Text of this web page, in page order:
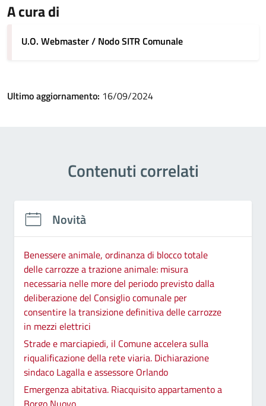
A cura di
U.O. Webmaster / Nodo SITR Comunale
Ultimo aggiornamento: 16/09/2024
Contenuti correlati
Novità
Benessere animale, ordinanza di blocco totale
delle carrozze a trazione animale: misura
necessaria nelle more del periodo previsto dalla
deliberazione del Consiglio comunale per
consentire la transizione definitiva delle carrozze
in mezzi elettrici
Strade e marciapiedi, il Comune accelera sulla
riqualificazione della rete viaria. Dichiarazione
sindaco Lagalla e assessore Orlando
Emergenza abitativa. Riacquisito appartamento a